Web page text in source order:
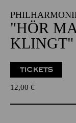
"HÖR
TICKETS
12,00 €